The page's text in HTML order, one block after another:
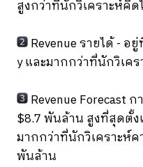
สูงกว่าที่นักวิเคราะห์คิด
Revenue รายได้ - อ
y และมากกว่าที่นักวิเค
Revenue Forecast
$8.7 พันล้าน สูงที่สุดตั้
มากกว่าที่นักวิเคราะห์
พันล้าน